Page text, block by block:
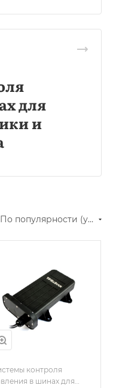
для
и
По популярности (убывание)
контроля
в шинах для